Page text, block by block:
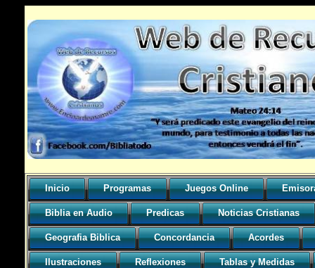
Inicio Programas Juegos Online
Biblia en Audio Predicas Noticias Cristianas
Geografia Biblica Concordancia Acordes
Ilustraciones Reflexiones Tablas y Medidas